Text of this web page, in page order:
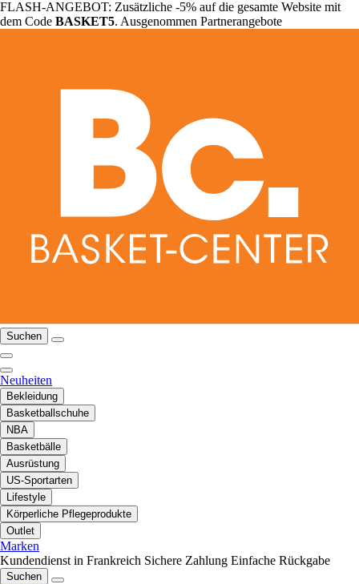
FLASH-ANGEBOT: Zusätzliche -5% auf die gesamte Website mit
dem Code BASKET5. Ausgenommen Partnerangebote
Suchen
Neuheiten
Bekleidung
Basketballschuhe
NBA
Basketbälle
Ausrüstung
US-Sportarten
Lifestyle
Körperliche Pflegeprodukte
Outlet
Marken
Kundendienst in Frankreich Sichere Zahlung Einfache Rückgabe
Suchen